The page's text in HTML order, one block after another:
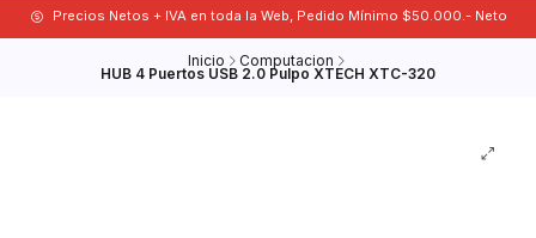
Precios Netos + IVA en toda la Web, Pedido Mínimo $50.000.- Neto
Inicio Computacion
HUB 4 Puertos USB 2.0 Pulpo XTECH XTC-320